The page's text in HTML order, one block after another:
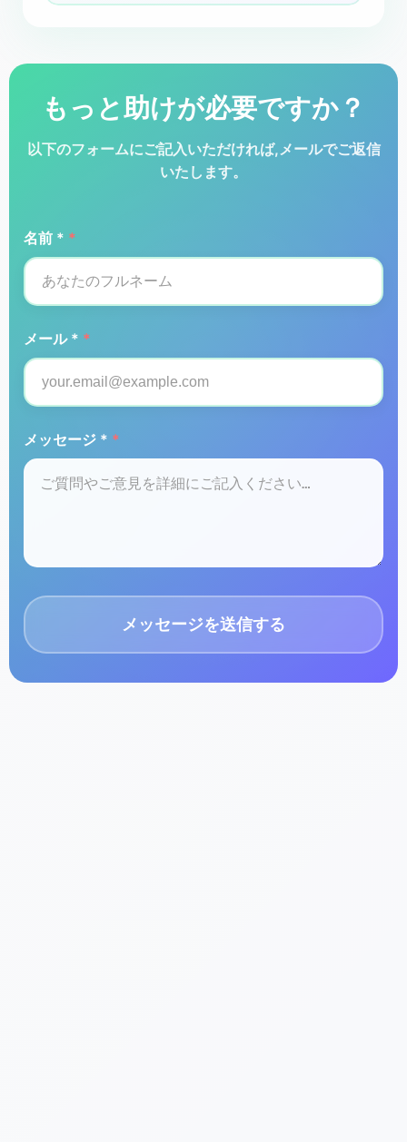
もっと助けが必要ですか？
以下のフォームにご記入いただければ,メールでご返信
いたします。
名前 * *
メール * *
メッセージ * *
メッセージを送信する